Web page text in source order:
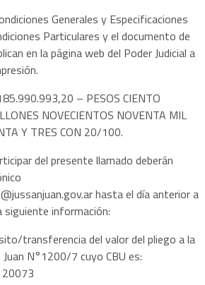
Generales y Especificaciones
Particulares y el documento de
en la página web del Poder Judicial a
– PESOS CIENTO
NOVECIENTOS NOVENTA MIL
Y TRES CON 20/100.
del presente llamado deberán
hasta el día anterior a
siguiente información:
transferencia del valor del pliego a la
N°1200/7 cuyo CBU es: